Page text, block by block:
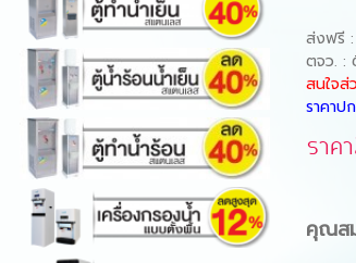
ส่งฟรี
ตจว. :
สนใจ
ราคา
ราค
คุณส